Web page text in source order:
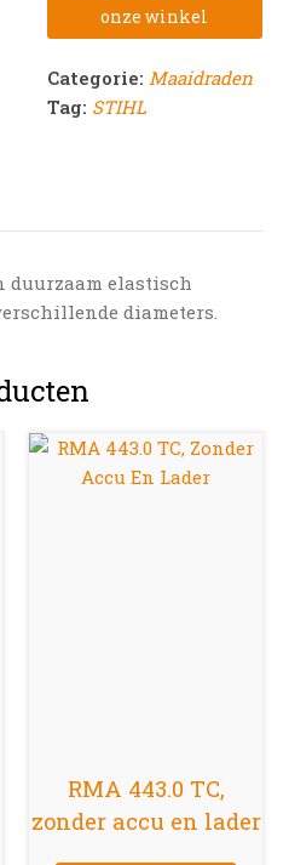
onze winkel
Categorie: Maaidraden
Tag: STIHL
elastisch
diameters.
RMA 443.0 TC,
zonder accu en lader